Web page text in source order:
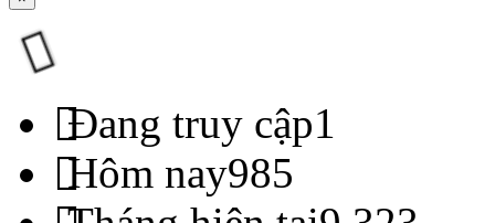
Đang truy cập1
Hôm nay985